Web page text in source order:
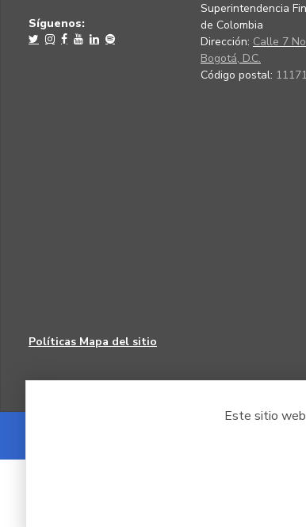
Este sitio
Síguenos:
Superintendencia
de Colombia
Dirección: Calle 7
Bogotá, D.C.
Código postal:
Políticas Mapa del sitio